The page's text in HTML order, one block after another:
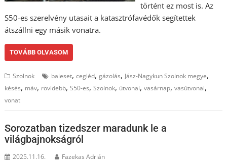
történt ez most is. Az
S50-es szerelvény utasait a katasztrófavédők segítettek
átszállni egy másik vonatra.
TOVÁBB OLVASOM
Szolnok baleset,cegléd,gázolás, Jász-Nagykun Szolnok megye,
késés, máv, rövidebb,S50-es,Szolnok, útvonal,vasárnap,vasútvonal,
vonat
Sorozatban tizedszer maradunk le a
világbajnokságról
2025.11.16. Fazekas Adrián